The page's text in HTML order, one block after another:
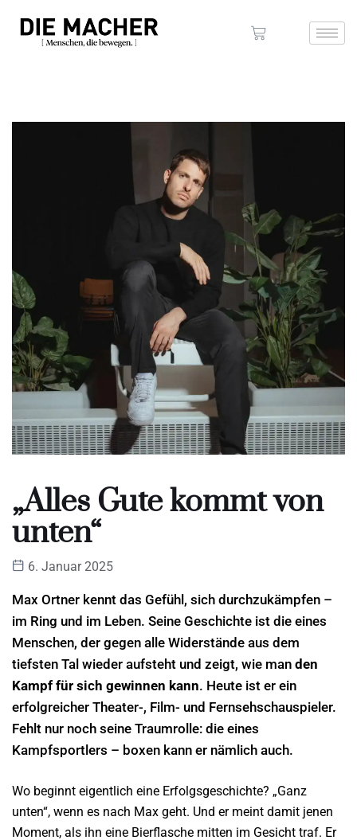
„Alles Gute kommt von
unten“
6. Januar 2025
Max Ortner kennt das Gefühl, sich durchzukämpfen –
im Ring und im Leben. Seine Geschichte ist die eines
Menschen, der gegen alle Widerstände aus dem
tiefsten Tal wieder aufsteht und zeigt, wie man den
Kampf für sich gewinnen kann. Heute ist er ein
erfolgreicher Theater-, Film- und Fernsehschauspieler.
Fehlt nur noch seine Traumrolle: die eines
Kampfsportlers – boxen kann er nämlich auch.
Wo beginnt eigentlich eine Erfolgsgeschichte? „Ganz
unten“, wenn es nach Max geht. Und er meint damit jenen
Moment, als ihn eine Bierflasche mitten im Gesicht traf. Er